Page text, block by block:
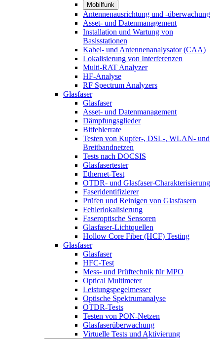
Mobilfunk
Antennenausrichtung und -überwachung
Asset- und Datenmanagement
Installation und Wartung von
Basisstationen
Kabel- und Antennenanalysator (CAA)
Lokalisierung von Interferenzen
Multi-RAT Analyzer
HF-Analyse
RF Spectrum Analyzers
Glasfaser
Glasfaser
Asset- und Datenmanagement
Dämpfungsglieder
Bitfehlerrate
Testen von Kupfer-, DSL-, WLAN- und
Breitbandnetzen
Tests nach DOCSIS
Glasfasertester
Ethernet-Test
OTDR- und Glasfaser-Charakterisierung
Faseridentifizierer
Prüfen und Reinigen von Glasfasern
Fehlerlokalisierung
Faseroptische Sensoren
Glasfaser-Lichtquellen
Hollow Core Fiber (HCF) Testing
Glasfaser
Glasfaser
HFC-Test
Mess- und Prüftechnik für MPO
Optical Multimeter
Leistungspegelmesser
Optische Spektrumanalyse
OTDR-Tests
Testen von PON-Netzen
Glasfaserüberwachung
Virtuelle Tests und Aktivierung